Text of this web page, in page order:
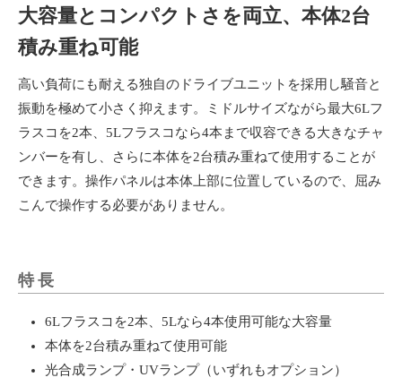
大容量とコンパクトさを両立、本体2台
積み重ね可能
高い負荷にも耐える独自のドライブユニットを採用し騒音と
振動を極めて小さく抑えます。ミドルサイズながら最大6Lフ
ラスコを2本、5Lフラスコなら4本まで収容できる大きなチャ
ンバーを有し、さらに本体を2台積み重ねて使用することが
できます。操作パネルは本体上部に位置しているので、屈み
こんで操作する必要がありません。
特長
6Lフラスコを2本、5Lなら4本使用可能な大容量
本体を2台積み重ねて使用可能
光合成ランプ・UVランプ（いずれもオプション）